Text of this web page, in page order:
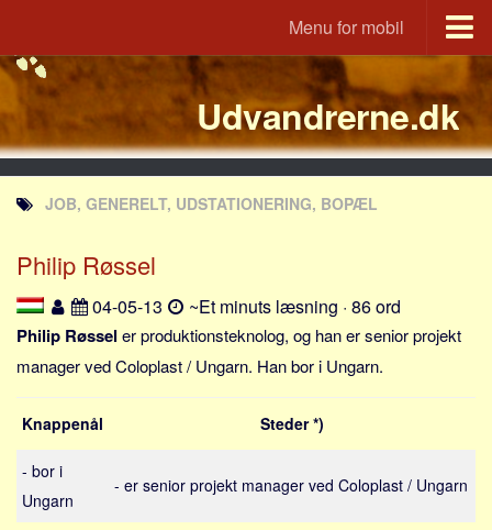
Menu for mobil
Portal
Udvandrerne.dk
Utvandrerne.no
Utvandrarna.se
Tyskland.dk
England.dk
Rusland.dk
JLKM.dk
Lande
Tyrkiet
Spanien
Frankrig
Sverige
Udvandrerne.dk
JOB, GENERELT, UDSTATIONERING, BOPÆL
Philip Røssel
04-05-13 ~Et minuts læsning · 86 ord
Philip Røssel er produktionsteknolog, og han er senior projekt
manager ved Coloplast / Ungarn. Han bor i Ungarn.
Knappenål Steder *)
- bor i
Ungarn
- er senior projekt manager ved Coloplast / Ungarn